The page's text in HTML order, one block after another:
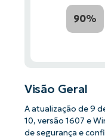
90%
Visão Geral
A atualização de 9
10, versão 1607 e
de segurança e